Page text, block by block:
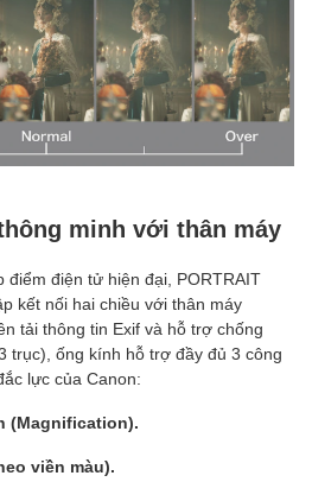
minh với thân máy
điện tử hiện đại, PORTRAIT
kết nối hai chiều với thân máy
tải thông tin Exif và hỗ trợ chống
trục), ống kính hỗ trợ đầy đủ 3 công
lực của Canon:
(Magnification).
viền màu).